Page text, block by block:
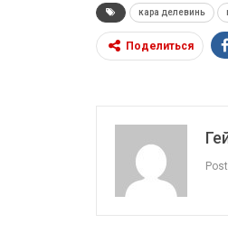
кара делевинь
Поделиться